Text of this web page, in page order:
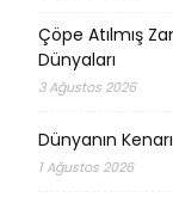
Çöpe Atılmış
Dünyaları
3 Ağustos 2026
Dünyanın
1 Ağustos 2026